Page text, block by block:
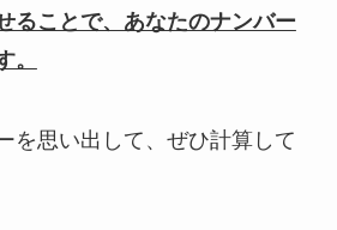
ることで、あなたのナンバー
。
を思い出して、ぜひ計算して